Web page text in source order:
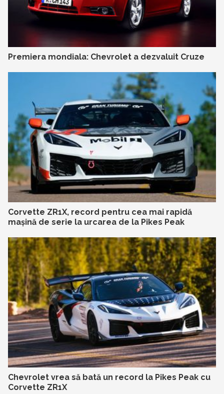
Premiera mondiala: Chevrolet a dezvaluit Cruze
Corvette ZR1X, record pentru cea mai rapidă
mașină de serie la urcarea de la Pikes Peak
Chevrolet vrea să bată un record la Pikes Peak cu
Corvette ZR1X